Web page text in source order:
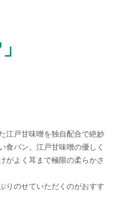
江戸甘味噌を独自配合で絶妙
食パン。 江戸甘味噌の優しく
がよく耳まで極限の柔らかさ
りのせていただくのがおすす